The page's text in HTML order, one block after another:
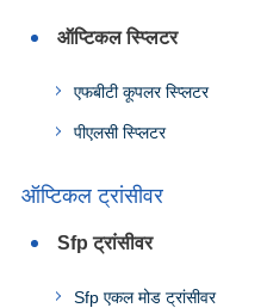
ऑप्टिकल स्प्लिटर
एफबीटी कूपलर स्प्लिटर
पीएलसी स्प्लिटर
ऑप्टिकल ट्रांसीवर
Sfp ट्रांसीवर
Sfp एकल मोड ट्रांसीवर